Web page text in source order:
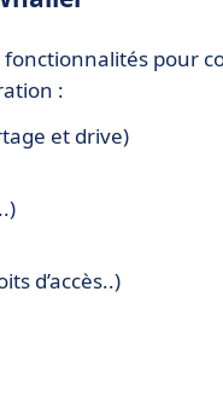
pour
:
et drive)
d’accès..)